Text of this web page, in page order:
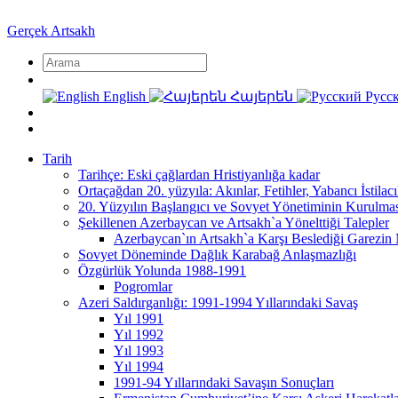
Gerçek Artsakh
English Հայերեն
Tarih
Tarihçe: Eski çağlardan Hristiyanlığa kadar
Ortaçağdan 20. yüzyıla: Akınlar, Fetihler, Yabancı
20. Yüzyılın Başlangıcı ve Sovyet Yönetiminin
Şekillenen Azerbaycan ve Artsakh`a Yönelttiği Talepler
Azerbaycan`ın Artsakh`a Karşı Beslediği
Sovyet Döneminde Dağlık Karabağ Anlaşmazlığı
Özgürlük Yolunda 1988-1991
Pogromlar
Azeri Saldırganlığı: 1991-1994 Yıllarındaki Savaş
Yıl 1991
Yıl 1992
Yıl 1993
Yıl 1994
1991-94 Yıllarındaki Savaşın Sonuçları